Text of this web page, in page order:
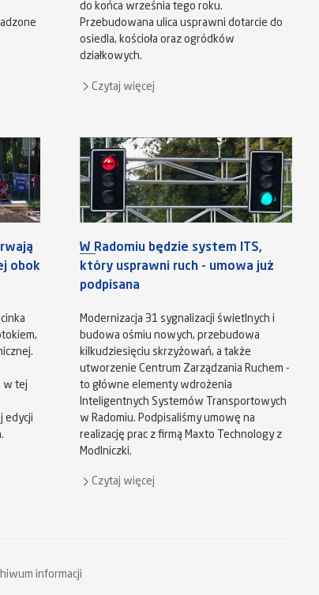
do końca września tego roku.
Przebudowana ulica usprawni dotarcie do
osiedla, kościoła oraz ogródków
działkowych.
Czytaj więcej
obok
w tej
edycji
W Radomiu będzie system ITS,
który usprawni ruch - umowa już
podpisana
Modernizacja 31 sygnalizacji świetlnych i
budowa ośmiu nowych, przebudowa
kilkudziesięciu skrzyżowań, a także
utworzenie Centrum Zarządzania Ruchem -
to główne elementy wdrożenia
Inteligentnych Systemów Transportowych
w Radomiu. Podpisaliśmy umowę na
realizację prac z firmą Maxto Technology z
Modlniczki.
Czytaj więcej
informacji